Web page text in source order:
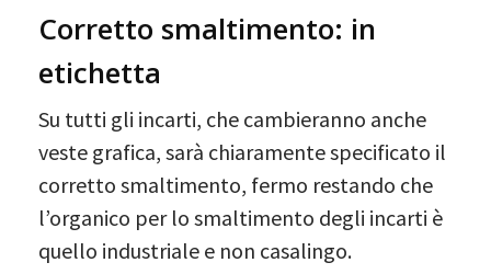
Corretto smaltimento: in
etichetta
Su tutti gli incarti, che cambieranno anche
veste grafica, sarà chiaramente specificato il
corretto smaltimento, fermo restando che
l’organico per lo smaltimento degli incarti è
quello industriale e non casalingo.